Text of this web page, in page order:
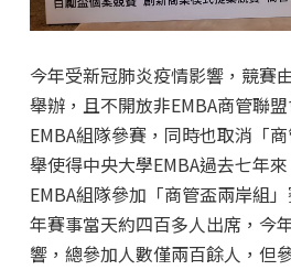
今年受新冠肺炎疫情影響，競賽
舉辦，且不開放非EMBA商管聯
EMBA組隊參賽，同時也取消「
舉使得中央大學EMBA過去七年
EMBA組隊參加「商管盃兩岸組
年賽事當天約四百多人出席，今
響，總參加人數僅兩百餘人，但